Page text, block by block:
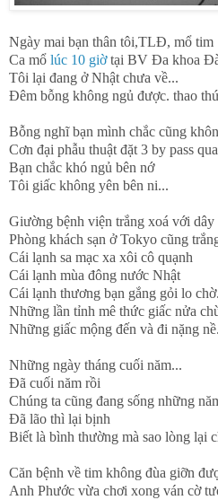
Ngày mai bạn thân tôi,TLĐ, mổ tim
Ca mổ lúc 10 giờtại BV Đa khoa
Tôi lại đang ở Nhật chưa về...
Đêm bỗng không ngủ được. thao
Bỗng nghĩ bạn mình chắc cũng
Cơn đại phẫu thuật đặt 3 by pass
Bạn chắc khó ngủ bên nớ
Tôi giấc không yên bên ni...
Giường bệnh viện trắng xoá với dây
Phòng khách sạn ở Tokyo cũng
Cái lạnh sa mạc xa xôi cô quạnh
Cái lạnh mùa đông nước Nhật
Cái lạnh thương bạn gắng gỏi lo
Những lần tỉnh mê thức giấc nửa
Những giấc mộng đến và đi nặng
Những ngày tháng cuối năm...
Đã cuối năm rồi
Chúng ta cũng đang sống những
Đã lão thì lại bịnh
Biết là bình thường mà sao lòng lại
Căn bệnh về tim không đùa giỡn
Anh Phước vừa chơi xong ván cờ